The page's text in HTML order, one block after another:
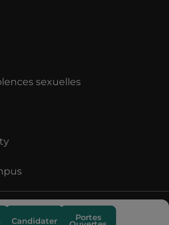
Candidater Portes
sexuelles
réseaux sociaux